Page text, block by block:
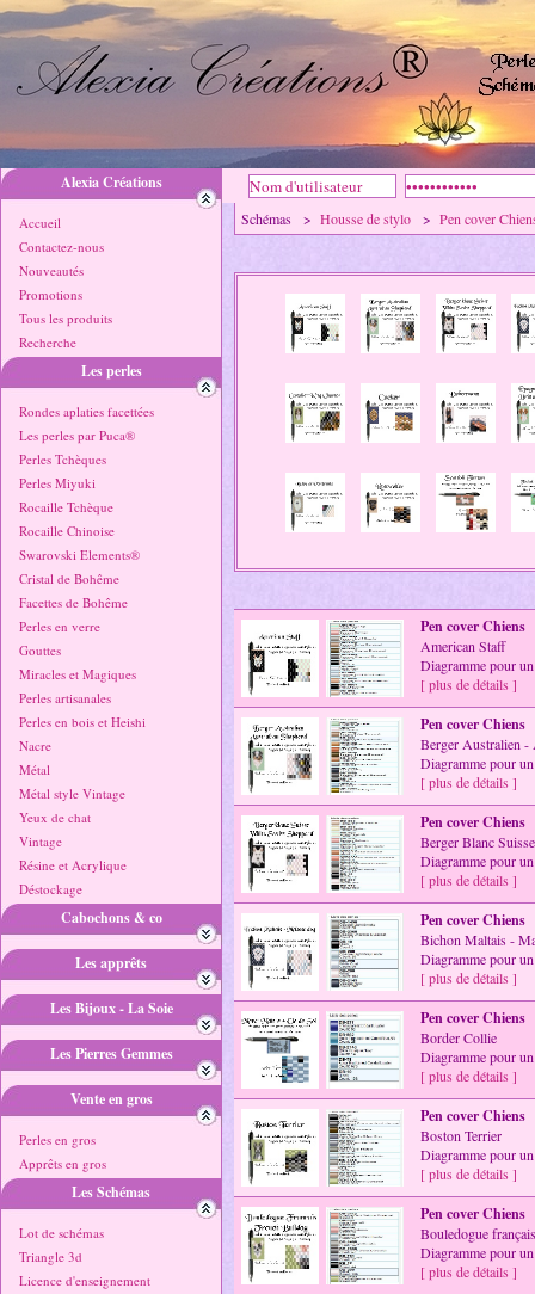
Alexia Créations
Accueil
Contactez-nous
Nouveautés
Promotions
Tous les produits
Recherche
Les perles
Rondes aplaties facettées
Les perles par Puca®
Perles Tchèques
Perles Miyuki
Rocaille Tchèque
Rocaille Chinoise
Swarovski Elements®
Cristal de Bohême
Facettes de Bohême
Perles en verre
Gouttes
Miracles et Magiques
Perles artisanales
Perles en bois et Heishi
Nacre
Métal
Métal style Vintage
Yeux de chat
Vintage
Résine et Acrylique
Déstockage
Cabochons & co
Les apprêts
Les Bijoux - La Soie
Les Pierres Gemmes
Vente en gros
Perles en gros
Apprêts en gros
Les Schémas
Lot de schémas
Triangle 3d
Licence d'enseignement
Schémas > Housse de stylo > Pen cover
Pen cover Chiens
American Staff
Diagramme pour
[ plus de détails ]
Pen cover Chiens
Berger Australien -
Diagramme pour
[ plus de détails ]
Pen cover Chiens
Berger Blanc
Diagramme pour
[ plus de détails ]
Pen cover Chiens
Bichon Maltais -
Diagramme pour
[ plus de détails ]
Pen cover Chiens
Border Collie
Diagramme pour
[ plus de détails ]
Pen cover Chiens
Boston Terrier
Diagramme pour
[ plus de détails ]
Pen cover Chiens
Bouledogue
Diagramme pour
[ plus de détails ]